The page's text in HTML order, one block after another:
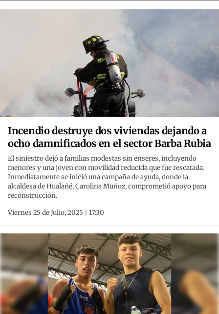
Incendio destruye dos viviendas dejando a
ocho damnificados en el sector Barba Rubia
El siniestro dejó a familias modestas sin enseres, incluyendo
menores y una joven con movilidad reducida que fue rescatada.
Inmediatamente se inició una campaña de ayuda, donde la
alcaldesa de Hualañé, Carolina Muñoz, comprometió apoyo para
reconstrucción.
Viernes 25 de Julio, 2025 | 17:30